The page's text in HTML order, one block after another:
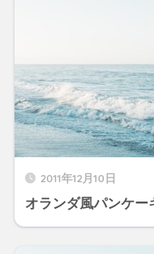
2011年12月10日
オランダ風パンケ